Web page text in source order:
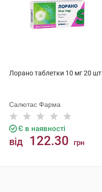
Лорано таблетки 10 мг 20 шт
Салютас Фарма
Є в наявності
від 122.30 грн